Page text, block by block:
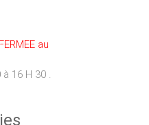
au
16 H 30 .